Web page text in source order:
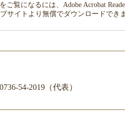
ご覧になるには、Adobe Acrobat
サイトより無償でダウンロードできま
54-2019（代表）